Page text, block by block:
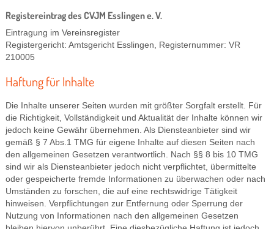
Registereintrag des CVJM Esslingen e. V.
Eintragung im Vereinsregister
Registergericht: Amtsgericht Esslingen, Registernummer: VR
210005
Haftung für Inhalte
Die Inhalte unserer Seiten wurden mit größter Sorgfalt erstellt. Für
die Richtigkeit, Vollständigkeit und Aktualität der Inhalte können wir
jedoch keine Gewähr übernehmen. Als Diensteanbieter sind wir
gemäß § 7 Abs.1 TMG für eigene Inhalte auf diesen Seiten nach
den allgemeinen Gesetzen verantwortlich. Nach §§ 8 bis 10 TMG
sind wir als Diensteanbieter jedoch nicht verpflichtet, übermittelte
oder gespeicherte fremde Informationen zu überwachen oder nach
Umständen zu forschen, die auf eine rechtswidrige Tätigkeit
hinweisen. Verpflichtungen zur Entfernung oder Sperrung der
Nutzung von Informationen nach den allgemeinen Gesetzen